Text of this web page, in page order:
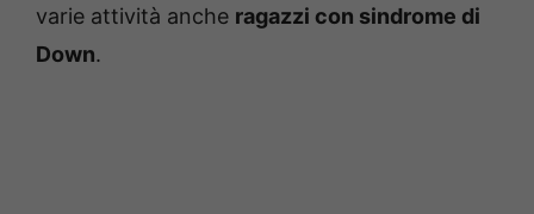
varie attività anche ragazzi con sindrome di
Down.